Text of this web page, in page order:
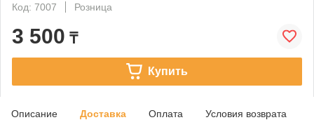
Код: 7007
Розница
3 500 ₸
Купить
Описание Доставка Оплата Условия возврата